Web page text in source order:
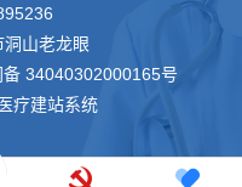
山老龙眼
备 34040302000165号
疗建站系统